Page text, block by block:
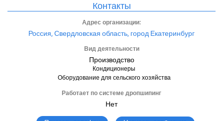
Контакты
Адрес организации:
Россия, Свердловская область, город Екатеринбург
Вид деятельности
Производство
Кондиционеры
Оборудование для сельского хозяйства
Работает по системе дропшипинг
Нет